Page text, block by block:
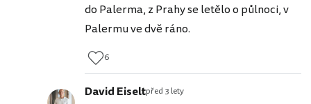
do Palerma, z Prahy se letělo o půlnoci, v
Palermu ve dvě ráno.
6
David Eiseltpřed 3 lety